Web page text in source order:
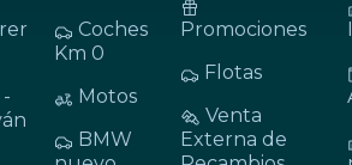
Coches
Km 0
Motos
BMW
Promociones
Flotas
Venta
Externa de